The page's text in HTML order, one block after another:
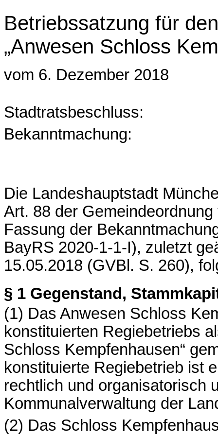
Betriebssatzung für
„Anwesen Schloss
vom 6. Dezember 2018
Stadtratsbeschluss:
Bekanntmachung:
Die Landeshauptstadt
Art. 88 der
Fassung der
BayRS 2020-1-1-I), zuletzt
15.05.2018 (GVBl . S. 260),
§ 1 Gegenstand,
(1) Das Anwesen Schloss
konstituierten Regiebetriebs
Schloss Kempfenhausen“
konstituierte Regiebetrieb ist
rechtlich und organisatorisch
Kommunalverwaltung der
(2) Das Schloss